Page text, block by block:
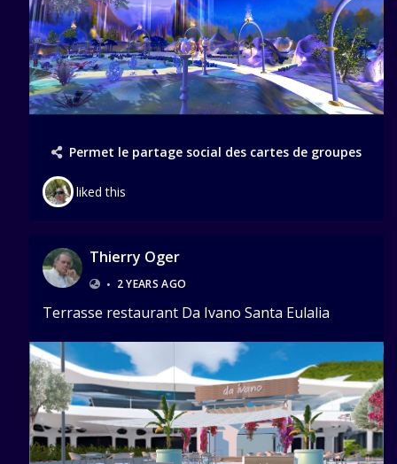
Permet le partage social des cartes de groupes
liked this
Thierry Oger
• 2 YEARS AGO
Terrasse restaurant Da Ivano Santa Eulalia